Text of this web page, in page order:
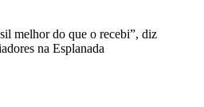
melhor do que o recebi”, diz
na Esplanada